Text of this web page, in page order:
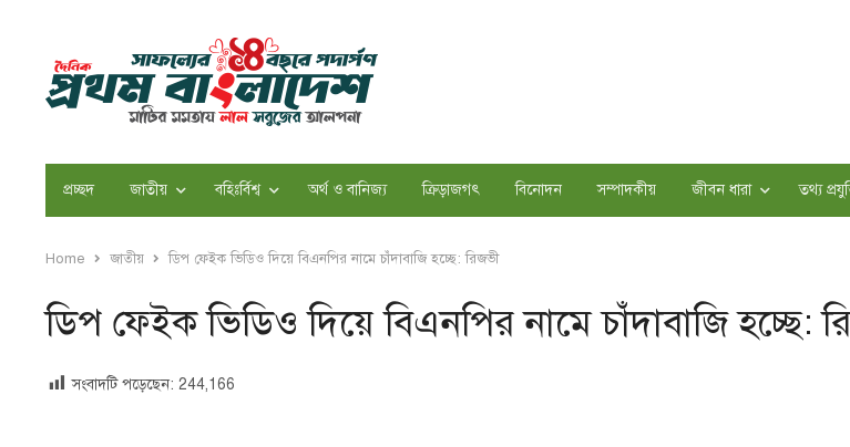
প্রচ্ছদ জাতীয় বহিঃর্বিশ্ব অর্থ ও বানিজ্য ক্রিড়াজগৎ বিনোদন সম্পাদকীয় জীবন ধারা তথ্য
Home জাতীয় ডিপ ফেইক ভিডিও দিয়ে বিএনপির নামে চাঁদাবাজি হচ্ছে: রিজভী
ডিপ ফেইক ভিডিও দিয়ে বিএনপির নামে চাঁদাবাজি হচ্ছে:
সংবাদটি পড়েছেন: 244,166